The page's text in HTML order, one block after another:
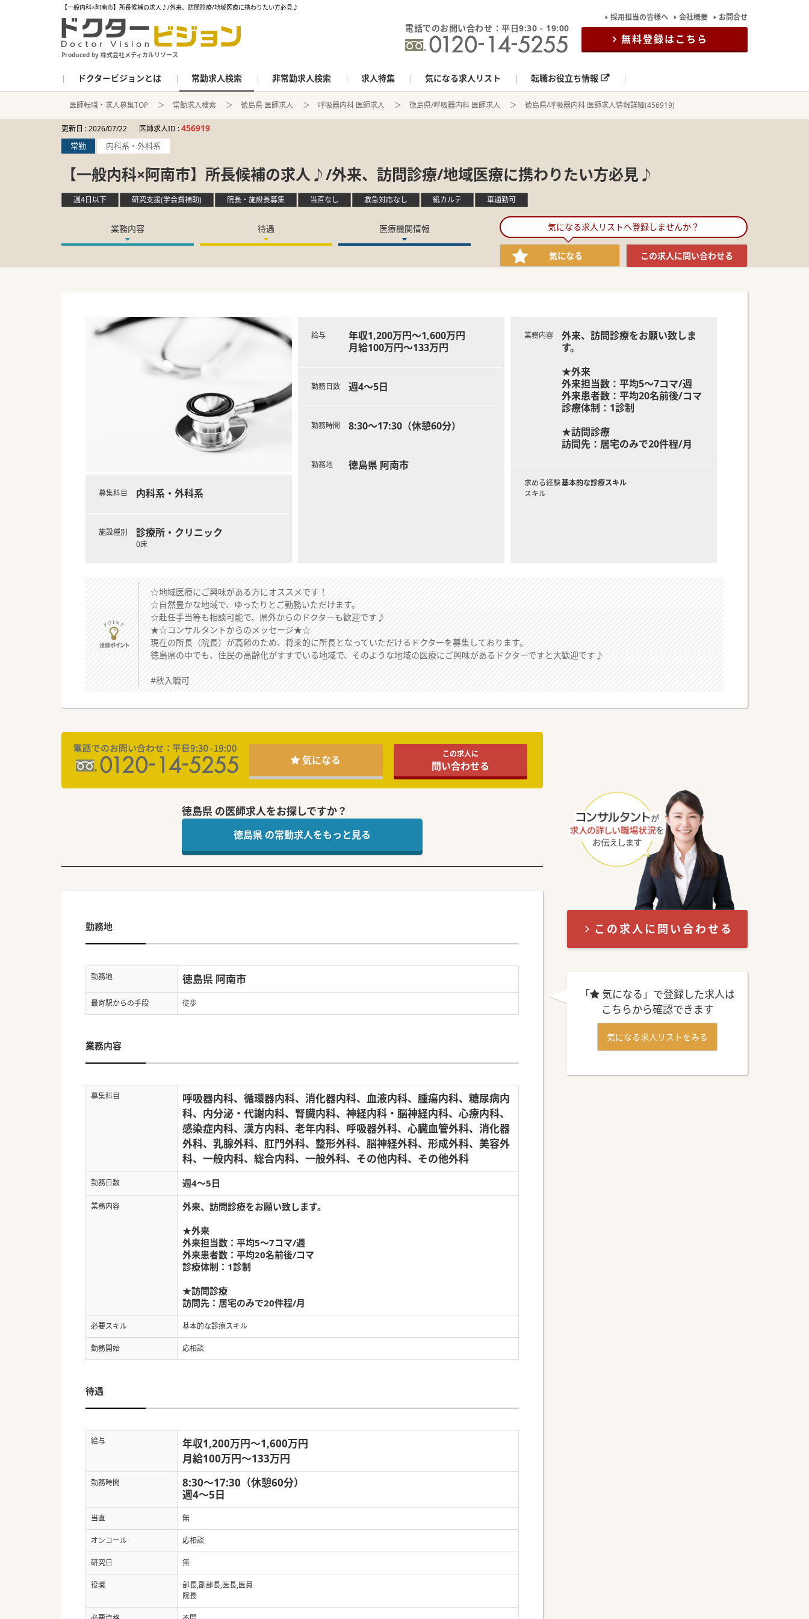
【一般内科×阿南市】所長候補の求人♪/外来、訪問診療/地域医療に携わりたい方必見♪
Produced by 株式会社メディカルリソース
電話でのお問い合わせ：平日9:30 - 19:00
採用担当の皆様へ 会社概要 お問合せ
無料登録はこちら
ドクタービジョンとは 常勤求人検索 非常勤求人検索 求人特集 気になる求人リスト 転職お役立ち情報
医師転職・求人募集TOP 常勤求人検索 徳島県 医師求人 呼吸器内科 医師求人 徳島県/呼吸器内科 医師求人 徳島県/呼吸器内科 医師求人情報詳細(456919)
更新日 :2026/07/22 医師求人ID :456919
常勤 内科系・外科系
【一般内科×阿南市】所長候補の求人♪/外来、訪問診療/地域医療に携わりたい方必見♪
週4日以下 研究支援(学会費補助) 院長・施設長募集 当直なし 救急対応なし 紙カルテ 車通勤可
業務内容 待遇 医療機関情報 気になる求人リストへ登録しませんか？
気になる この求人に問い合わせる
募集科目 内科系・外科系
施設種別 診療所・クリニック
0床
給与
年収1,200万円～1,600万円
月給100万円～133万円
勤務日数 週4～5日
勤務時間 8:30～17:30（休憩60分）
勤務地 徳島県 阿南市
業務内容
外来、訪問診療をお願い致しま
す。
★外来
外来担当数：平均5～7コマ/週
外来患者数：平均20名前後/コマ
診療体制：1診制
★訪問診療
訪問先：居宅のみで20件程/月
求める経験
スキル
基本的な診療スキル
☆地域医療にご興味がある方にオススメです！
☆自然豊かな地域で、ゆったりとご勤務いただけます。
☆赴任手当等も相談可能で、県外からのドクターも歓迎です♪
★☆コンサルタントからのメッセージ★☆
現在の所長（院長）が高齢のため、将来的に所長となっていただけるドクターを募集しております。
徳島県の中でも、住民の高齢化がすすでいる地域で、そのような地域の医療にご興味があるドクターですと大歓迎です♪
#秋入職可
気になる この求人に
問い合わせる
徳島県 の医師求人をお探しですか？
徳島県 の常勤求人をもっと見る
勤務地
勤務地 徳島県 阿南市
最寄駅からの手段 徒歩
業務内容
募集科目
呼吸器内科、循環器内科、消化器内科、血液内科、腫瘍内科、糖尿病内
科、内分泌・代謝内科、腎臓内科、神経内科・脳神経内科、心療内科、
感染症内科、漢方内科、老年内科、呼吸器外科、心臓血管外科、消化器
外科、乳腺外科、肛門外科、整形外科、脳神経外科、形成外科、美容外
科、一般内科、総合内科、一般外科、その他内科、その他外科
勤務日数 週4～5日
業務内容
外来、訪問診療をお願い致します。
★外来
外来担当数：平均5～7コマ/週
外来患者数：平均20名前後/コマ
診療体制：1診制
★訪問診療
訪問先：居宅のみで20件程/月
必要スキル 基本的な診療スキル
勤務開始 応相談
待遇
給与
年収1,200万円～1,600万円
月給100万円～133万円
勤務時間
8:30～17:30（休憩60分）
週4～5日
当直 無
オンコール 応相談
研究日 無
役職
部長,副部長,医長,医員
院長
この求人に問い合わせる
「
気になる」で登録した求人は
こちらから確認できます
気になる求人リストをみる